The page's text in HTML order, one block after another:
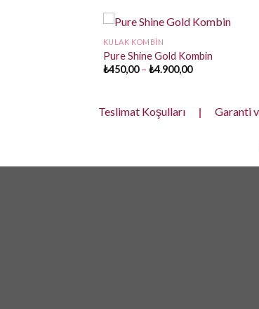
KULAK KOMBIN
Pure Shine Gold Kombin
₺450,00 – ₺4.900,00Fiyat
₺4.900,00
Teslimat Koşulları | Garanti